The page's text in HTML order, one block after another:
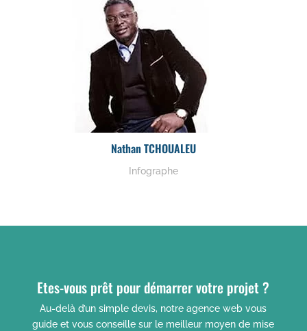
Nathan TCHOUALEU
Infographe
Etes-vous prêt pour démarrer votre projet ?
Au-delà d’un simple devis, notre agence web vous
guide et vous conseille sur le meilleur moyen de mise